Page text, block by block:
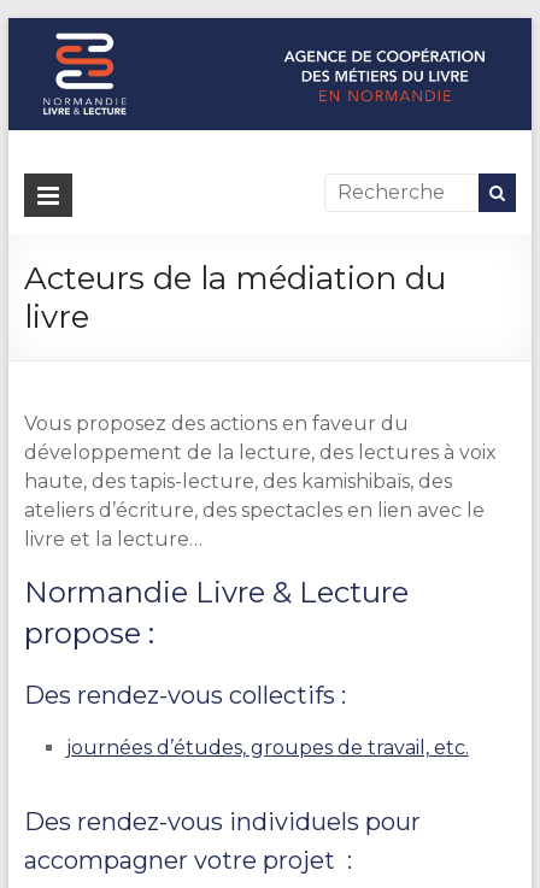
Normandie Livre & Lecture
L'agence de coopération des métiers du livre en Normandie
Acteurs de la médiation du
livre
Vous proposez des actions en faveur du
développement de la lecture, des lectures à voix
haute, des tapis-lecture, des kamishibaïs, des
ateliers d’écriture, des spectacles en lien avec le
livre et la lecture…
Normandie Livre & Lecture
propose :
Des rendez-vous collectifs :
journées d’études, groupes de travail, etc.
Des rendez-vous individuels pour
accompagner votre projet :